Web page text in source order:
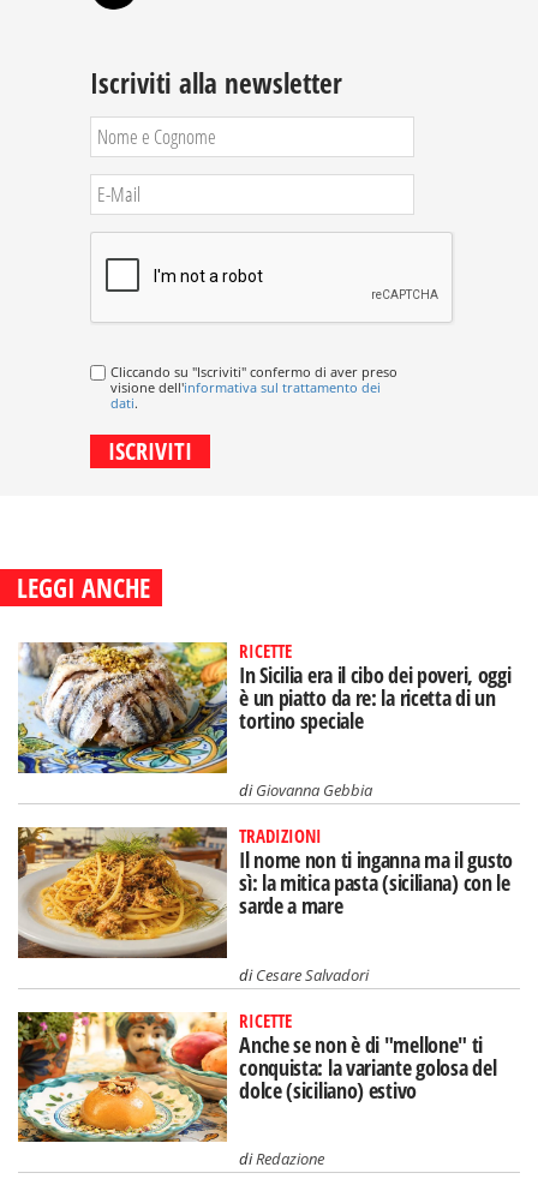
Iscriviti alla newsletter
Cliccando su "Iscriviti" confermo di aver preso
visione dell'informativa sul trattamento dei
dati.
LEGGI ANCHE
RICETTE
In Sicilia era il cibo dei poveri, oggi
è un piatto da re: la ricetta di un
tortino speciale
diGiovanna Gebbia
TRADIZIONI
Il nome non ti inganna ma il gusto
sì: la mitica pasta (siciliana) con le
sarde a mare
diCesare Salvadori
RICETTE
Anche se non è di "mellone" ti
conquista: la variante golosa del
dolce (siciliano) estivo
diRedazione